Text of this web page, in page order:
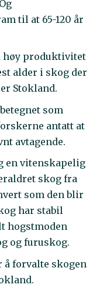
til at 65-120 år
høy produktivitet
alder i skog der
Stokland.
som
antatt at
avtagende.
en vitenskapelig
skog fra
som den blir
har stabil
hogstmoden
og furuskog.
forvalte skogen